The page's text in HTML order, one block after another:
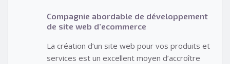
Compagnie abordable de développement
de site web d’ecommerce
La création d’un site web pour vos produits et
services est un excellent moyen d’accroître